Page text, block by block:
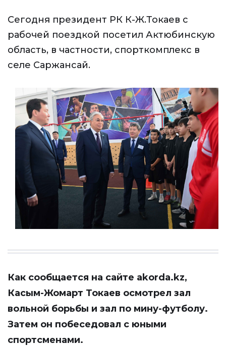
Сегодня президент РК К-Ж.Токаев с
рабочей поездкой посетил Актюбинскую
область, в частности, спорткомплекс в
селе Саржансай.
Как сообщается на сайте akorda.kz,
Касым-Жомарт Токаев осмотрел зал
вольной борьбы и зал по мину-футболу.
Затем он побеседовал с юными
спортсменами.